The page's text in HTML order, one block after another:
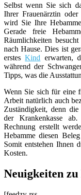
Selbst wenn Sie sich
Ihrer Frauenärztin
wird Sie Ihre
Gerade freie
Räumlichkeiten
nach Hause. Dies ist
erstesKind erwarten,
während der
Tipps, was die
Wenn Sie sich für eine
Arbeit natürlich auch
Zuständigkeit, denn
der Krankenkasse
Rechnung erstellt
Hebamme diesen
Somit entstehen Ihnen
Kosten.
Neuigkeiten